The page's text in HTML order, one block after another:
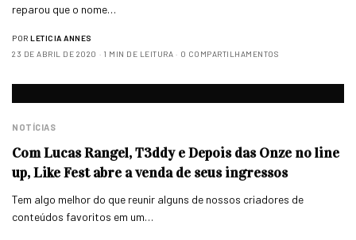
reparou que o nome…
POR LETICIA ANNES
23 DE ABRIL DE 2020
1 MIN DE LEITURA 0 COMPARTILHAMENTOS
NOTÍCIAS
Com Lucas Rangel, T3ddy e Depois das Onze no line
up, Like Fest abre a venda de seus ingressos
Tem algo melhor do que reunir alguns de nossos criadores de
conteúdos favoritos em um…